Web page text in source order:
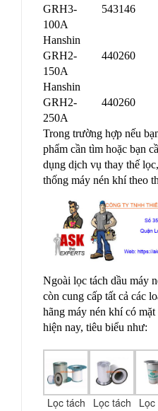
GRH3-
100A
543146
Hanshin
GRH2-
150A
440260
Hanshin
GRH2-
250A
440260
Trong trường hợp nếu
phẩm cần tìm hoặc bạn
dụng dịch vụ thay thế
thống máy nén khí theo
Ngoài lọc tách dầu máy
còn cung cấp tất cả các
hãng máy nén khí có
hiện nay, tiêu biểu như:
Lọc tách
Lọc tách
Lọc